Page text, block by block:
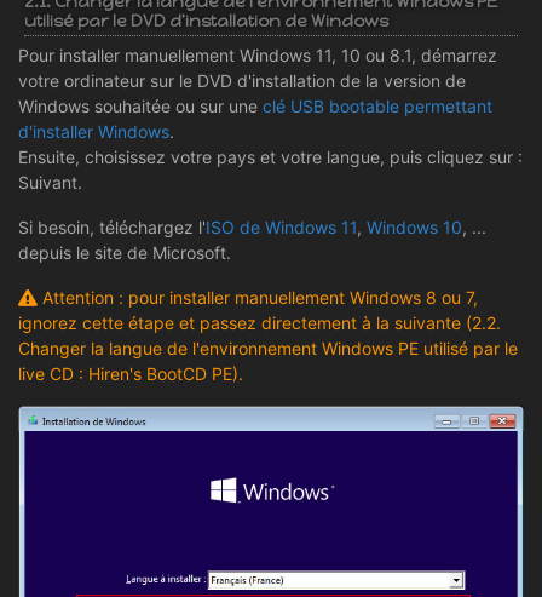
utilisé par le DVD d'installation de Windows
Pour installer manuellement Windows 11, 10 ou 8.1, démarrez
votre ordinateur sur le DVD d'installation de la version de
Windows souhaitée ou sur une clé USB bootable permettant
d'installer Windows.
Ensuite, choisissez votre pays et votre langue, puis cliquez sur :
Suivant.
Si besoin, téléchargez l'ISO de Windows 11, Windows 10, ...
depuis le site de Microsoft.
Attention : pour installer manuellement Windows 8 ou 7,
ignorez cette étape et passez directement à la suivante (2.2.
Changer la langue de l'environnement Windows PE utilisé par le
live CD : Hiren's BootCD PE).